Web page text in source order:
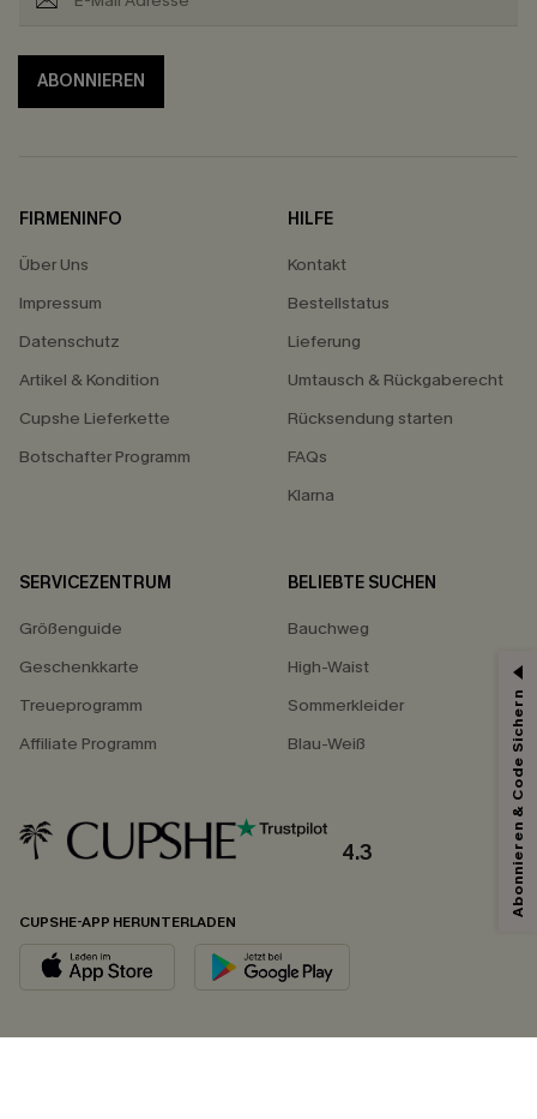
ABONNIEREN
FIRMENINFO
Über Uns
Impressum
Datenschutz
Artikel & Kondition
Cupshe Lieferkette
Botschafter Programm
HILFE
Kontakt
Bestellstatus
Lieferung
Umtausch & Rückgaberecht
Rücksendung starten
FAQs
Klarna
SERVICEZENTRUM
Größenguide
Geschenkkarte
Treueprogramm
Affiliate Programm
BELIEBTE SUCHEN
Bauchweg
High-Waist
Sommerkleider
Blau-Weiß
4.3
CUPSHE-APP HERUNTERLADEN
Abonnieren & Code Sichern